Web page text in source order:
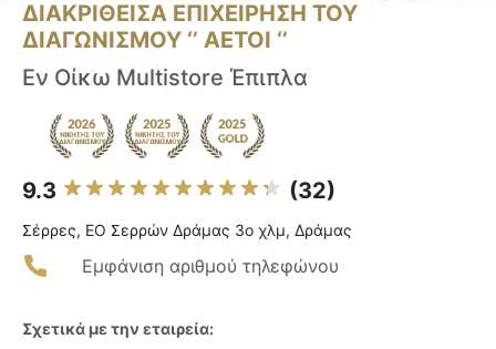
ΔΙΑΚΡΙΘΕΙΣΑ ΕΠΙΧΕΙΡΗΣΗ ΤΟΥ
ΔΙΑΓΩΝΙΣΜΟΥ ‘’ ΑΕΤΟΙ ‘’
Εν Οίκω Multistore Έπιπλα
9.3 (32)
Σέρρες, ΕΟ Σερρών Δράμας 3ο χλμ, Δράμας
Εμφάνιση αριθμού τηλεφώνου
Σχετικά με την εταιρεία: